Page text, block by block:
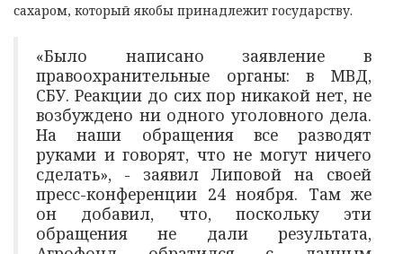
сахаром, который якобы принадлежит государству.
«Было написано заявление в
правоохранительные органы: в МВД,
СБУ. Реакции до сих пор никакой нет, не
возбуждено ни одного уголовного дела.
На наши обращения все разводят
руками и говорят, что не могут ничего
сделать», - заявил Липовой на своей
пресс-конференции 24 ноября. Там же
он добавил, что, поскольку эти
обращения не дали результата,